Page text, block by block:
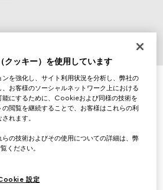
リーム
ッキー）を使用しています
を強化し、サイト利用状況を分析し、弊社の
お客様のソーシャルネットワーク上における
能にするために、Cookieおよび同様の技術を
閲覧を継続することで、お客様はこれらの利
れます。
の技術およびその使用についての詳細は、弊
ください。
設定